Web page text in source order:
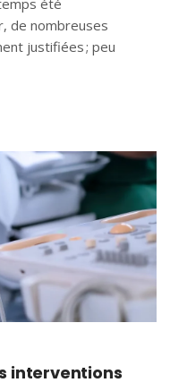
été
de nombreuses
justifiées ; peu
interventions